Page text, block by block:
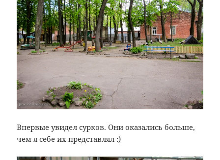
Впервые увидел сурков. Они оказались больше,
чем я себе их представлял :)